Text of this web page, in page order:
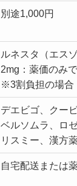
別途1,000円
ルネスタ（エス
2mg：薬価のみ
※3割負担の場合
デエビゴ、クー
ベルソムラ、ロ
リスミー、漢方
自宅配送または